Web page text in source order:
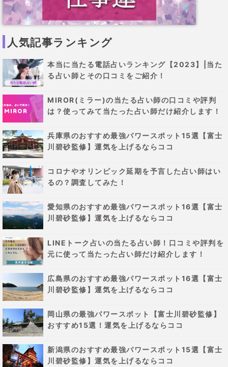
人気記事ランキング
本当に当たる電話占いランキング【2023】|当た
る占い師とその口コミをご紹介！
MIROR(ミラー)の当たる占い師の口コミや評判
は？使ってみて当たった占い師だけ紹介します！
兵庫県のおすすめ最強パワースポット15選【富士
川碧砂監修】運気を上げるならココ
コロナやオリンピック延期を予言した占い師はい
るの？調査してみた！
愛知県のおすすめ最強パワースポット16選【富士
川碧砂監修】運気を上げるならココ
LINEトーク占いの当たる占い師！口コミや評判を
元に使って当たった占い師だけ紹介します！
広島県のおすすめ最強パワースポット16選【富士
川碧砂監修】運気を上げるならココ
岡山県の最強パワースポット【富士川碧砂監修】
おすすめ15選！運気を上げるならココ
新潟県のおすすめ最強パワースポット15選【富士
川碧砂監修】運気を上げるならココ